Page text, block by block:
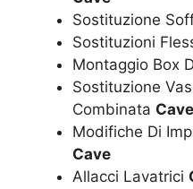
Sostituzione
Sostituzioni
Montaggio Box
Sostituzione
Combinata Cave
Modifiche Di
Cave
Allacci Lavatrici